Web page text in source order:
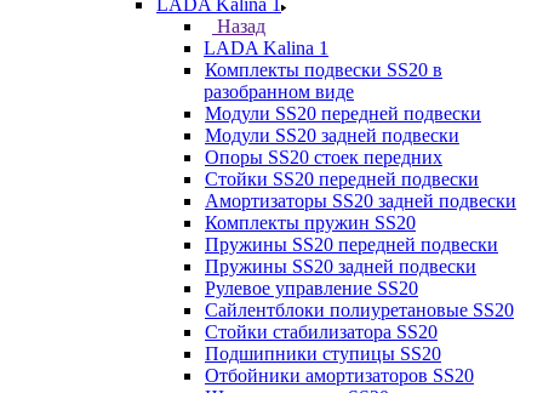
LADA Kalina 1
Назад
LADA Kalina 1
Комплекты подвески SS20 в
разобранном виде
Модули SS20 передней подвески
Модули SS20 задней подвески
Опоры SS20 стоек передних
Стойки SS20 передней подвески
Амортизаторы SS20 задней подвески
Комплекты пружин SS20
Пружины SS20 передней подвески
Пружины SS20 задней подвески
Рулевое управление SS20
Сайлентблоки полиуретановые SS20
Стойки стабилизатора SS20
Подшипники ступицы SS20
Отбойники амортизаторов SS20